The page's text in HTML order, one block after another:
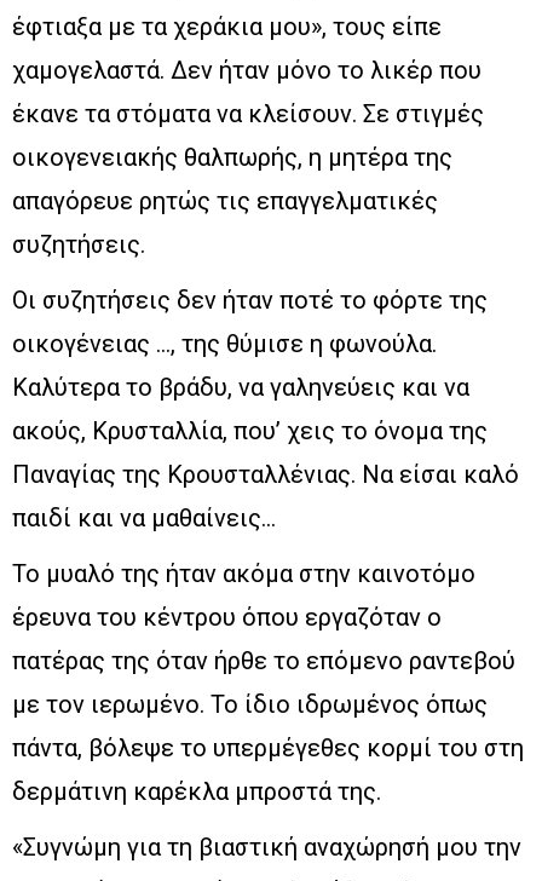
έφτιαξα με τα χεράκια μου», τους είπε
χαμογελαστά. Δεν ήταν μόνο το λικέρ που
έκανε τα στόματα να κλείσουν. Σε στιγμές
οικογενειακής θαλπωρής, η μητέρα της
απαγόρευε ρητώς τις επαγγελματικές
συζητήσεις.
Οι συζητήσεις δεν ήταν ποτέ το φόρτε της
οικογένειας …, της θύμισε η φωνούλα.
Καλύτερα το βράδυ, να γαληνεύεις και να
ακούς, Κρυσταλλία, που’ χεις το όνομα της
Παναγίας της Κρουσταλλένιας. Να είσαι καλό
παιδί και να μαθαίνεις…
Το μυαλό της ήταν ακόμα στην καινοτόμο
έρευνα του κέντρου όπου εργαζόταν ο
πατέρας της όταν ήρθε το επόμενο ραντεβού
με τον ιερωμένο. Το ίδιο ιδρωμένος όπως
πάντα, βόλεψε το υπερμέγεθες κορμί του στη
δερμάτινη καρέκλα μπροστά της.
«Συγνώμη για τη βιαστική αναχώρησή μου την